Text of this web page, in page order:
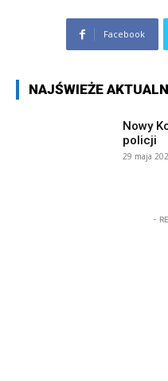
Facebook
NAJŚWIEŻE
Nowy
policji
29 maja
-